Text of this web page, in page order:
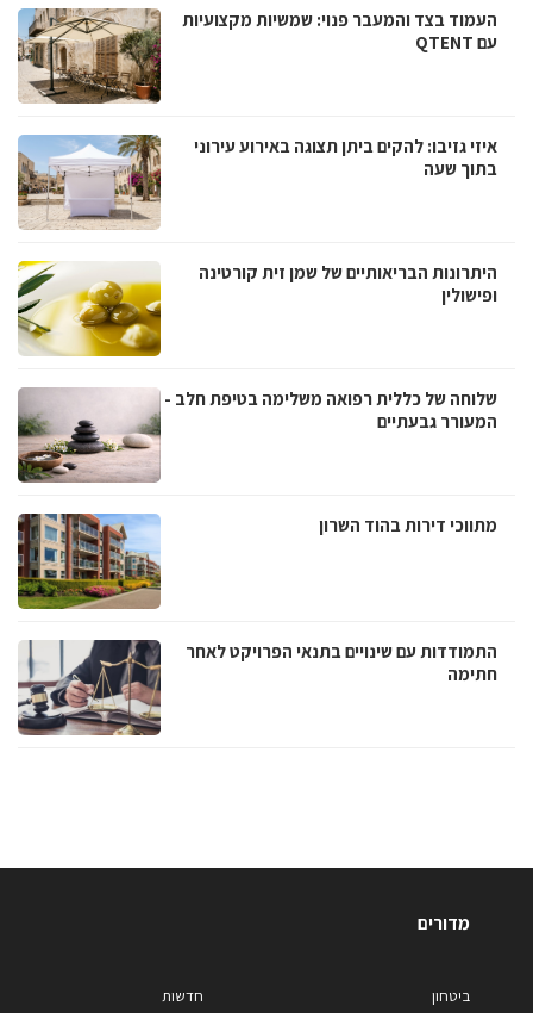
העמוד בצד והמעבר פנוי: שמשיות מקצועיות
עם QTENT
איזי גזיבו: להקים ביתן תצוגה באירוע עירוני
בתוך שעה
היתרונות הבריאותיים של שמן זית קורטינה
ופישולין
שלוחה של כללית רפואה משלימה בטיפת חלב -
המעורר גבעתיים
מתווכי דירות בהוד השרון
התמודדות עם שינויים בתנאי הפרויקט לאחר
חתימה
מדורים
ביטחון
חדשות